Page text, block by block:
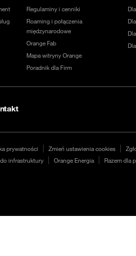
Regulaminy i cenniki
Roaming i połączenia
międzynarodowe
Orange Fab
Mapa witryny Orange
Poradnik dla Firm
prywatności Zmień ustawienia cookies
infrastruktury Orange Energia Razem dla